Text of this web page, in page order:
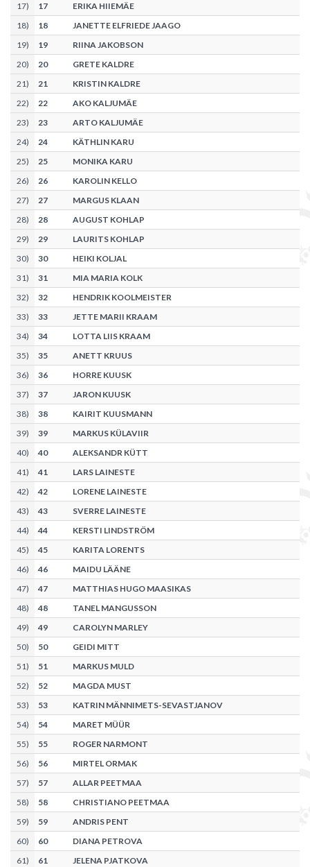
17) 17
ERIKA HIIEMÄE
18) 18
JANETTE ELFRIEDE JAAGO
19) 19
RIINA JAKOBSON
20) 20
GRETE KALDRE
21) 21
KRISTIN KALDRE
22) 22
AKO KALJUMÄE
23) 23
ARTO KALJUMÄE
24) 24
KÄTHLIN KARU
25) 25
MONIKA KARU
26) 26
KAROLIN KELLO
27) 27
MARGUS KLAAN
28) 28
AUGUST KOHLAP
29) 29
LAURITS KOHLAP
30) 30
HEIKI KOLJAL
31) 31
MIA MARIA KOLK
32) 32
HENDRIK KOOLMEISTER
33) 33
JETTE MARII KRAAM
34) 34
LOTTA LIIS KRAAM
35) 35
ANETT KRUUS
36) 36
HORRE KUUSK
37) 37
JARON KUUSK
38) 38
KAIRIT KUUSMANN
39) 39
MARKUS KÜLAVIIR
40) 40
ALEKSANDR KÜTT
41) 41
LARS LAINESTE
42) 42
LORENE LAINESTE
43) 43
SVERRE LAINESTE
44) 44
KERSTI LINDSTRÖM
45) 45
KARITA LORENTS
46) 46
MAIDU LÄÄNE
47) 47
MATTHIAS HUGO MAASIKAS
48) 48
TANEL MANGUSSON
49) 49
CAROLYN MARLEY
50) 50
GEIDI MITT
51) 51
MARKUS MULD
52) 52
MAGDA MUST
53) 53
KATRIN MÄNNIMETS-SEVASTJANOV
54) 54
MARET MÜÜR
55) 55
ROGER NARMONT
56) 56
MIRTEL ORMAK
57) 57
ALLAR PEETMAA
58) 58
CHRISTIANO PEETMAA
59) 59
ANDRIS PENT
60) 60
DIANA PETROVA
61) 61
JELENA PJATKOVA